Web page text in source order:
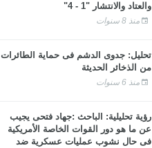
والعتاد والانتشار "1 - 4"
منذ 8 سنوات
تحليل: جدوى الدشم فى حماية الطائرات
من الذخائر الحديثة
منذ 6 سنوات
رؤية تحليلية: الباحث :جهاد فتحى يجيب
عن ما هو دور القوات الخاصة الأمريكية
فى حال نشوب عمليات عسكرية ضد